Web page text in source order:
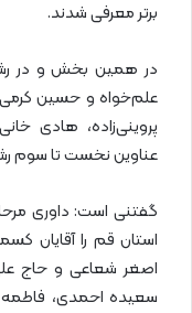
برتر معرفی شدند.
در همین بخش و در
علم‌خواه و حسین
پروینی‌زاده، هادی
عناوین نخست تا سوم
گفتنی است: داوری
استان قم را آقایان
اصغر شعاعی و حاج علی
سعیده احمدی،